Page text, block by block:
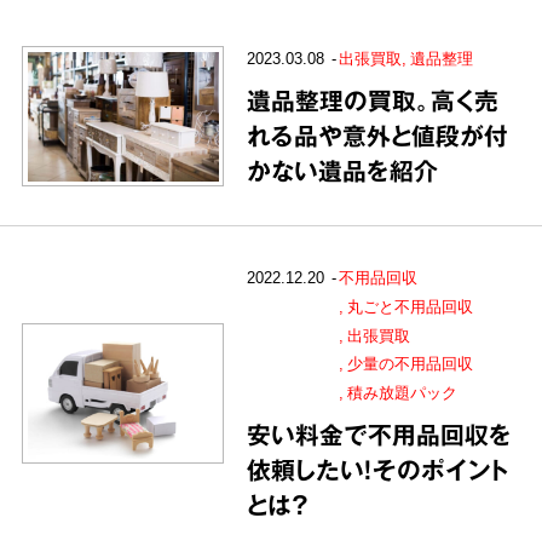
2023.03.08 出張買取 遺品整理
遺品整理の買取。高く売
れる品や意外と値段が付
かない遺品を紹介
2022.12.20
不用品回収
丸ごと不用品回収
出張買取
少量の不用品回収
積み放題パック
安い料金で不用品回収を
依頼したい！そのポイント
とは？